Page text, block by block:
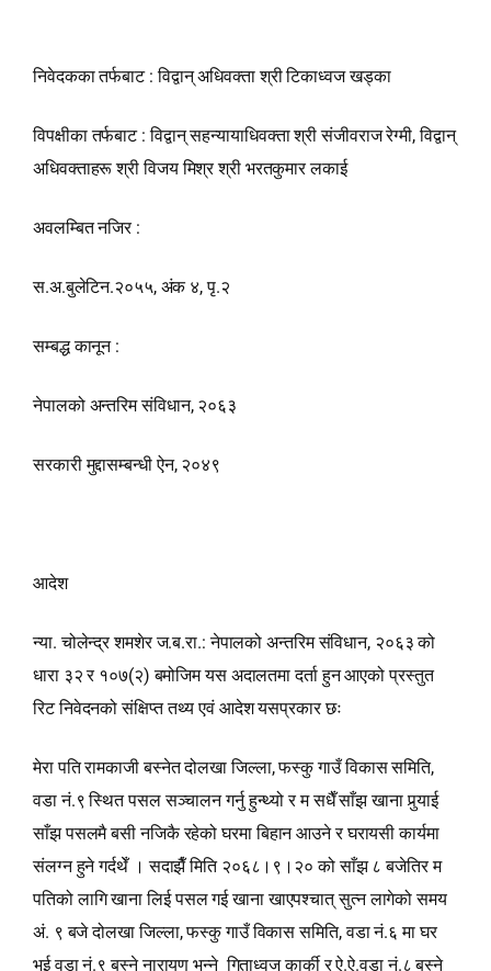
निवेदकका तर्फबाट : विद्वान्‌ अधिवक्ता श्री टिकाध्वज खड्का
विपक्षीका तर्फबाट : विद्वान्‌ सहन्यायाधिवक्ता श्री संजीवराज रेग्मी, विद्वान्‌
अधिवक्ताहरू श्री विजय मिश्र श्री भरतकुमार लकाई
अवलम्बित नजिर :
स.अ.बुलेटिन.२०५५, अंक ४, पृ.२
सम्बद्ध कानून :
नेपालको अन्तरिम संविधान, २०६३
सरकारी मुद्दासम्बन्धी ऐन, २०४९
आदेश
न्या. चोलेन्द्र शमशेर ज.ब.रा.: नेपालको अन्तरिम संविधान, २०६३ को
धारा ३२ र १०७(२) बमोजिम यस अदालतमा दर्ता हुन आएको प्रस्तुत
रिट निवेदनको संक्षिप्त तथ्य एवं आदेश यसप्रकार छः
मेरा पति रामकाजी बस्नेत दोलखा जिल्ला, फस्कु गाउँ विकास समिति,
वडा नं.९ स्थित पसल सञ्‍चालन गर्नु हुन्थ्यो र म सधैँ साँझ खाना पुर्‍याई
साँझ पसलमै बसी नजिकै रहेको घरमा बिहान आउने र घरायसी कार्यमा
संलग्न हुने गर्दथेँ । सदाझैँ मिति २०६८।९।२० को साँझ ८ बजेतिर म
पतिको लागि खाना लिई पसल गई खाना खाएपश्‍चात् सुत्‍न लागेको समय
अं. ९ बजे दोलखा जिल्ला, फस्कु गाउँ विकास समिति, वडा नं.६ मा घर
भई वडा नं.९ बस्ने नारायण भन्‍ने गिताध्वज कार्की र ऐ.ऐ.वडा नं.८ बस्ने